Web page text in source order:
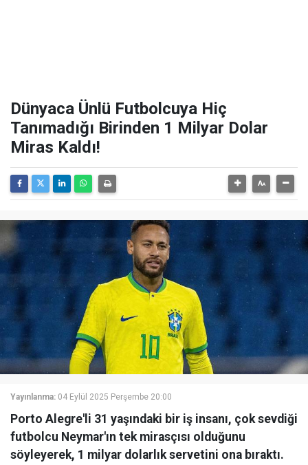
Dünyaca Ünlü Futbolcuya Hiç
Tanımadığı Birinden 1 Milyar Dolar
Miras Kaldı!
Yayınlanma: 04 Eylül 2025 Perşembe 20:00
Porto Alegre'li 31 yaşındaki bir iş insanı, çok sevdiği
futbolcu Neymar'ın tek mirasçısı olduğunu
söyleyerek, 1 milyar dolarlık servetini ona bıraktı.